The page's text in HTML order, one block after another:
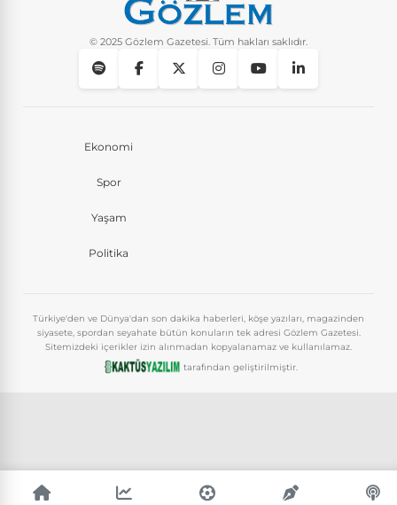
© 2025 Gözlem Gazetesi. Tüm hakları saklıdır.
Ekonomi
Spor
Yaşam
Politika
Türkiye'den ve Dünya'dan son dakika haberleri, köşe yazıları, magazinden
siyasete, spordan seyahate bütün konuların tek adresi Gözlem Gazetesi.
Sitemizdeki içerikler izin alınmadan kopyalanamaz ve kullanılamaz.
tarafından geliştirilmiştir.